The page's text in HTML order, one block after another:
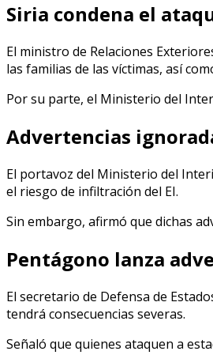
Siria condena el
El ministro de Relaciones
las familias de las víctimas, así
Por su parte, el Ministerio del
Advertencias
El portavoz del Ministerio del
el riesgo de infiltración del EI.
Sin embargo, afirmó que dichas
Pentágono lanza
El secretario de Defensa de
tendrá consecuencias severas.
Señaló que quienes ataquen a